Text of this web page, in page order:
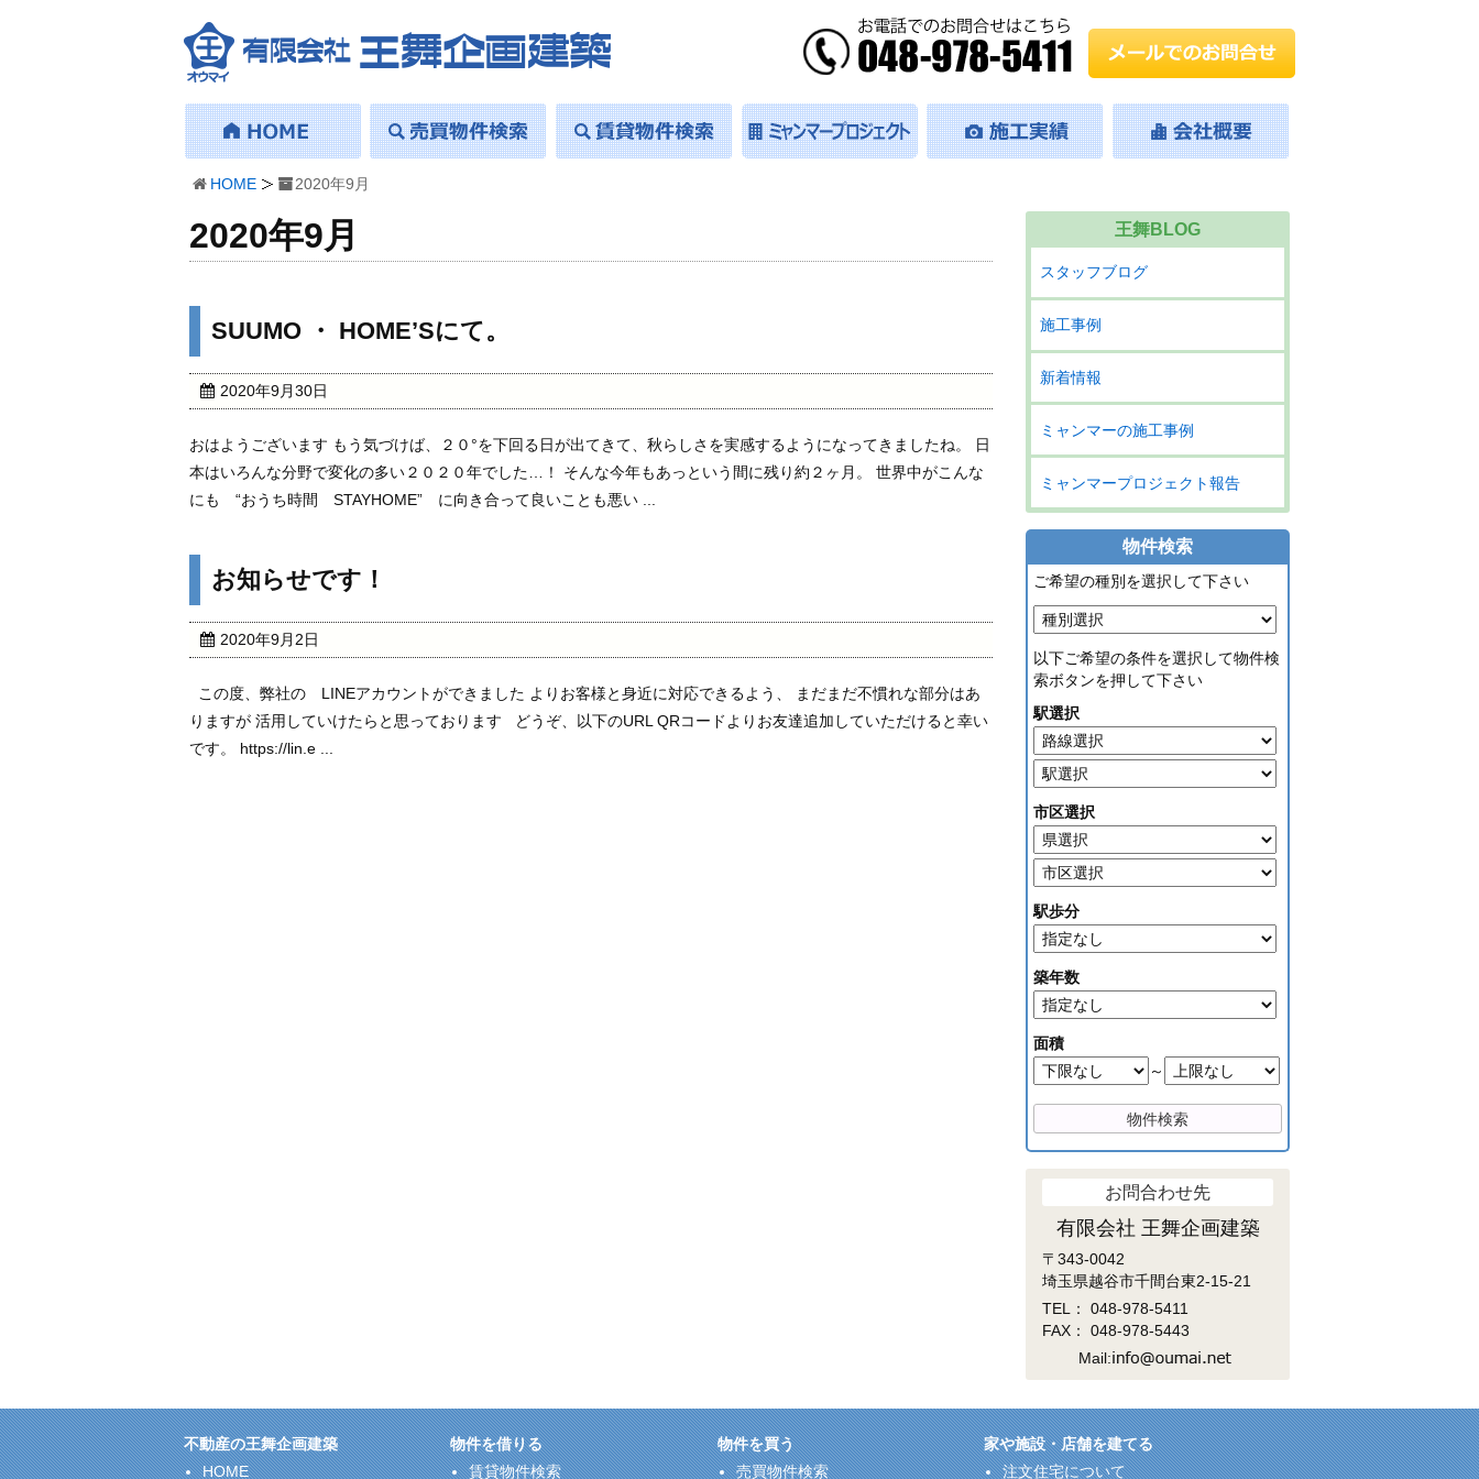
HOME 2020年9月
2020年9月
SUUMO ・ HOME’Sにて。
2020年9月30日
おはようございます もう気づけば、２０°を下回る日が出てきて、秋らしさを実感するようになってきましたね。 日
本はいろんな分野で変化の多い２０２０年でした…！ そんな今年もあっという間に残り約２ヶ月。 世界中がこんな
にも “おうち時間 STAYHOME” に向き合って良いことも悪い ...
お知らせです！
2020年9月2日
この度、弊社の LINEアカウントができました よりお客様と身近に対応できるよう、 まだまだ不慣れな部分はあ
りますが 活用していけたらと思っております どうぞ、以下のURL QRコードよりお友達追加していただけると幸い
です。 https://lin.e ...
王舞BLOG
スタッフブログ
施工事例
新着情報
ミャンマーの施工事例
ミャンマープロジェクト報告
物件検索
ご希望の種別を選択して下さい
以下ご希望の条件を選択して物件検
索ボタンを押して下さい
駅選択
市区選択
駅歩分
築年数
面積
～
お問合わせ先
有限会社 王舞企画建築
〒343-0042
埼玉県越谷市千間台東2-15-21
TEL： 048-978-5411
FAX： 048-978-5443
Mail:
不動産の王舞企画建築
HOME
物件を借りる
賃貸物件検索
物件を買う
売買物件検索
家や施設・店舗を建てる
注文住宅について